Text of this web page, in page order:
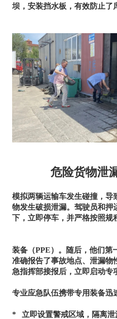
坝，安装挡水板，有效防止了
危险货物泄
模拟两辆运输车发生碰撞，导
物发生破损泄漏。驾驶员和押
下，立即停车，并严格按照规
装备（PPE）。随后，他们第
准确报告了事故地点、泄漏物
急指挥部接报后，立即启动专
专业应急队伍携带专用装备迅
* 立即设置警戒区域，隔离泄